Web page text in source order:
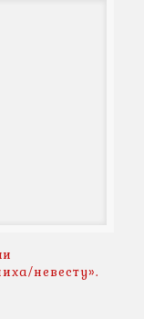
невесту».